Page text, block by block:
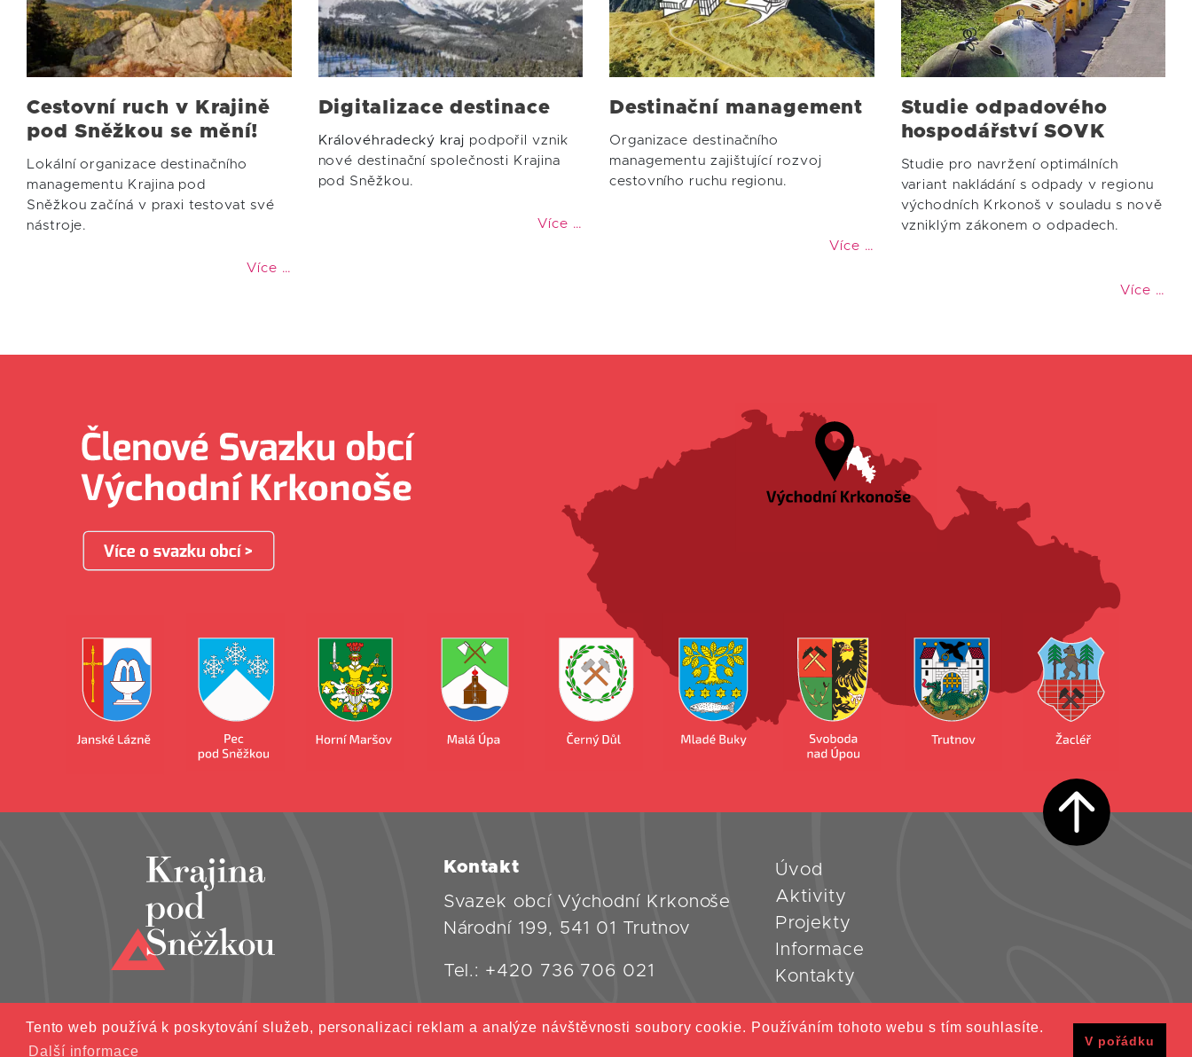
Tento web používá k poskytování služeb, personalizaci reklam a analýze návštěvnosti soubory cookie. Používáním tohoto webu s tím souhlasíte.
Další informace
V pořádku
Cestovní ruch v Krajině
pod Sněžkou se mění!
Lokální organizace destinačního
managementu Krajina pod
Sněžkou začíná v praxi testovat své
nástroje.
Více …
Digitalizace destinace
Královéhradecký kraj podpořil vznik
nové destinační společnosti Krajina
pod Sněžkou.
Více …
Destinační management
Organizace destinačního
managementu zajištující rozvoj
cestovního ruchu regionu.
Více …
Studie odpadového
hospodářství SOVK
Studie pro navržení optimálních
variant nakládání s odpady v regionu
východních Krkonoš v souladu s nově
vzniklým zákonem o odpadech.
Více …
Kontakt
Svazek obcí Východní Krkonoše
Národní 199, 541 01 Trutnov
Tel.: +420 736 706 021
Úvod
Aktivity
Projekty
Informace
Kontakty
©2021 Svazek obcí Východní Krkonoše Všechna práva vyhrazena